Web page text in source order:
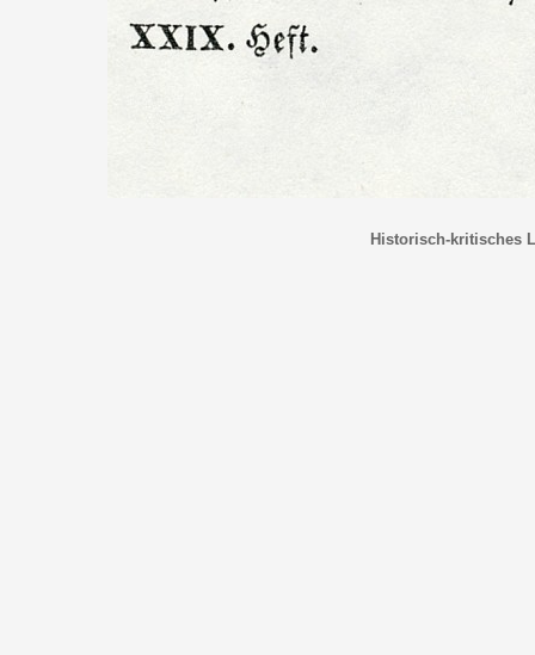
Historisch-kritisches